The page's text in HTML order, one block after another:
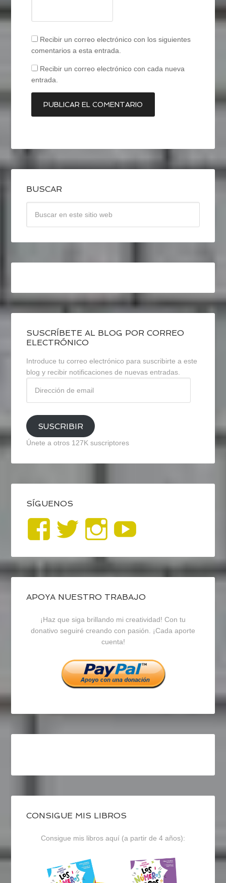
Recibir un correo electrónico con los siguientes
comentarios a esta entrada.
Recibir un correo electrónico con cada nueva
entrada.
BUSCAR
SUSCRÍBETE AL BLOG POR CORREO
ELECTRÓNICO
Introduce tu correo electrónico para suscribirte a este
blog y recibir notificaciones de nuevas entradas.
email
SUSCRIBIR
Únete a otros 127K suscriptores
SÍGUENOS
Ver
perfil
de
blogrecursosep
en
Facebook
Ver
perfil
de
recursosep
en
Twitter
Ver
perfil
de
recursosep
en
Instagram
APOYA NUESTRO TRABAJO
¡Haz que siga brillando mi creatividad! Con tu
donativo seguiré creando con pasión. ¡Cada aporte
cuenta!
CONSIGUE MIS LIBROS
Consigue mis libros aquí (a partir de 4 años):